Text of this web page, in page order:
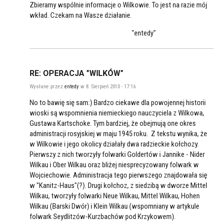
Zbieramy wspólnie informacje o Wilkowie. To jest na razie mój
wkład. Czekam na Wasze działanie.
"entedy"
RE: OPERACJA "WILKÓW"
Wysłane przez entedy w 8. Sierpień 2010 - 17:16
No to bawię się sam:) Bardzo ciekawe dla powojennej historii
wioski są wspomnienia niemieckiego nauczyciela z Wilkowa,
Gustawa Kartschoke. Tym bardziej, że obejmują one okres
administracji rosyjskiej w maju 1945 roku. Z tekstu wynika, że
w Wilkowie i jego okolicy działały dwa radzieckie kołchozy.
Pierwszy z nich tworzyły folwarki Goldertów i Jannike - Nider
Wilkau i Ober Wilkau oraz bliżej niesprecyzowany folwark w
Wojciechowie. Administracja tego pierwszego znajdowała się
w "Kanitz-Haus"(?). Drugi kołchoz, z siedzibą w dworze Mittel
Wilkau, tworzyły folwarki Neue Wilkau, Mittel Wilkau, Hohen
Wilkau (Barski Dwór) i Klein Wilkau (wspomniany w artykule
folwark Seydlitzów-Kurzbachów pod Krzykowem).